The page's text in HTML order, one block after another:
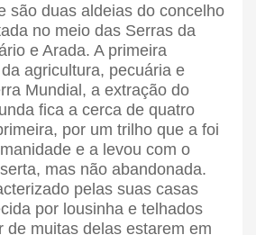
são duas aldeias do concelho
no meio das Serras da
e Arada. A primeira
agricultura, pecuária e
Mundial, a extração do
fica a cerca de quatro
por um trilho que a foi
e a levou com o
mas não abandonada.
pelas suas casas
por lousinha e telhados
de muitas delas estarem em